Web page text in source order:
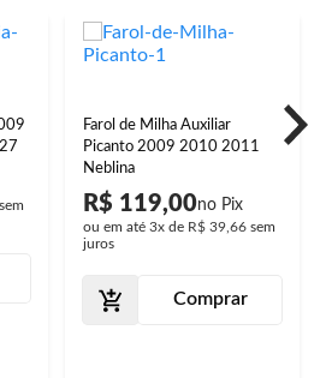
sem
Farol de Milha Auxiliar
Picanto 2009 2010 2011
Neblina
R$ 119,00
ou em até 3x de R$ 39,66 sem
juros
Comprar